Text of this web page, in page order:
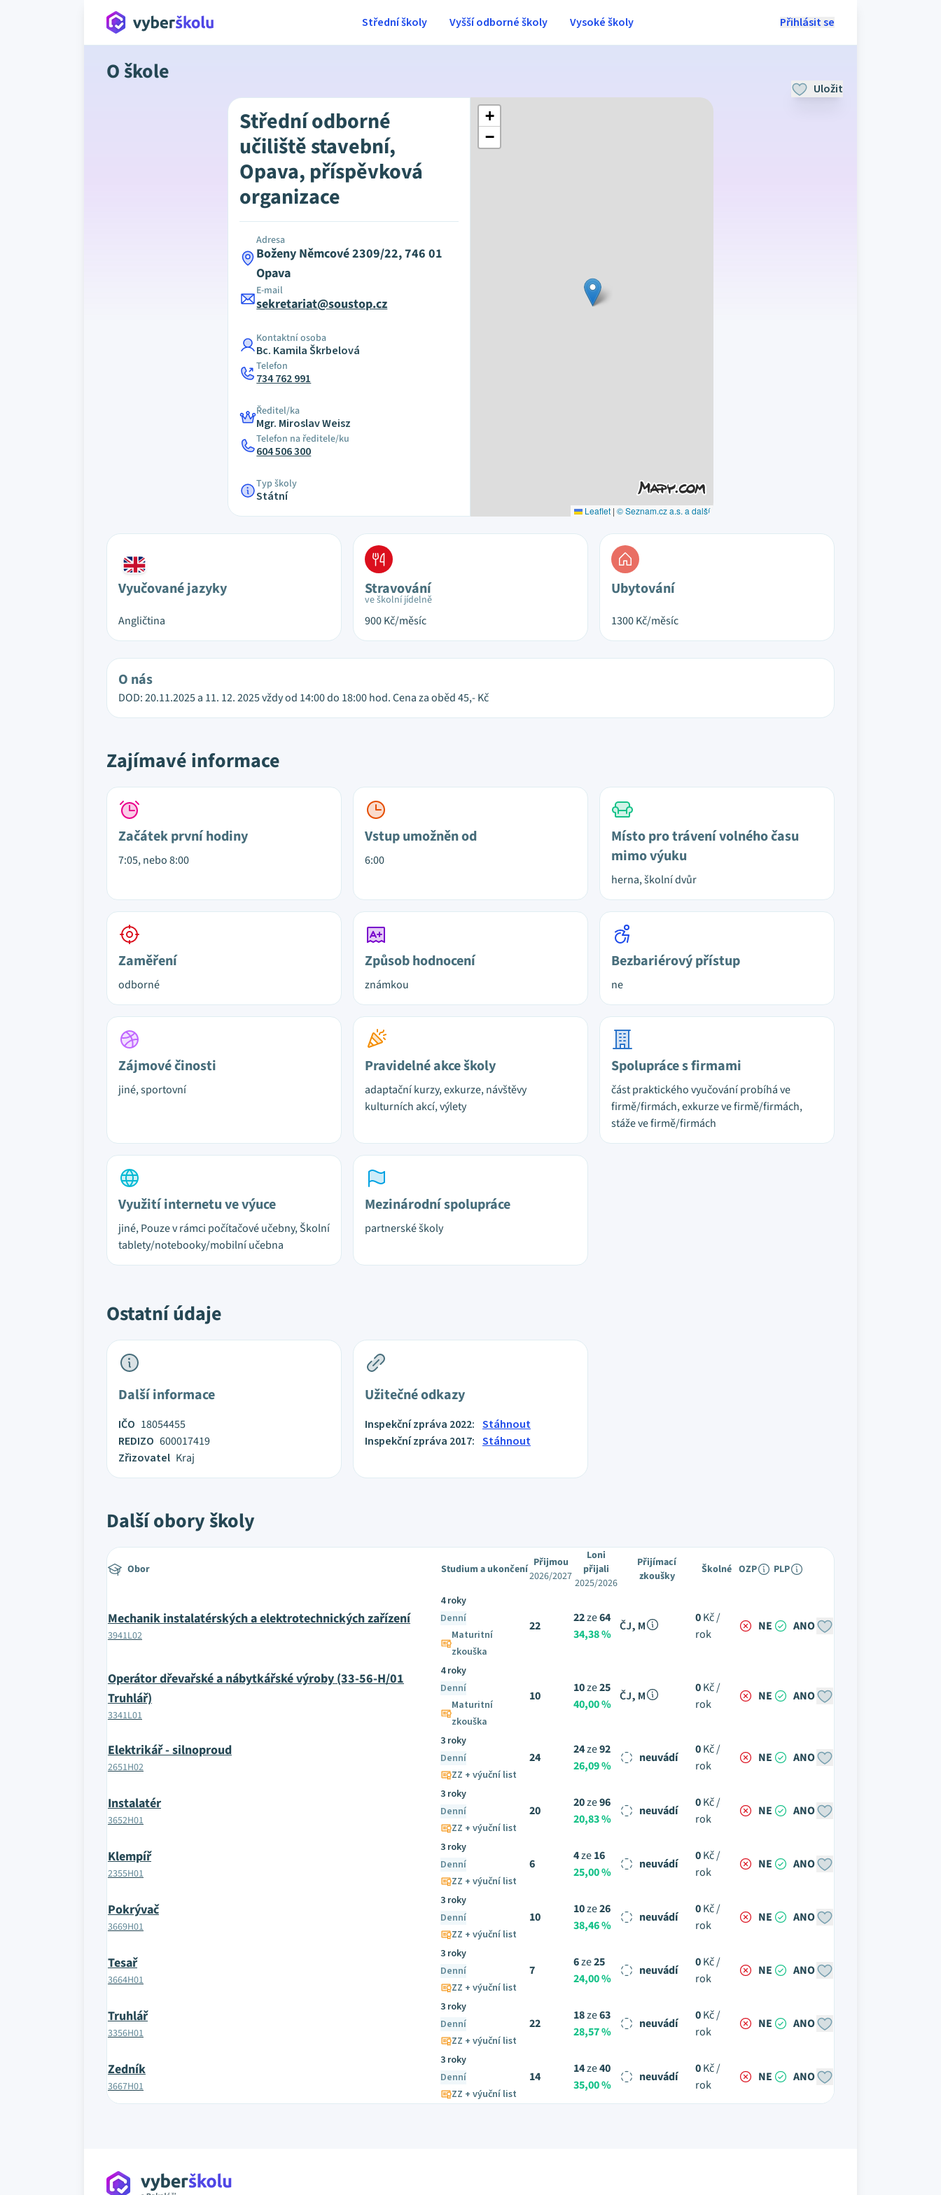
Přihlásit se
Střední školy Vyšší odborné školy Vysoké školy
O škole
Uložit
Střední odborné
učiliště stavební,
Opava, příspěvková
organizace
Adresa
Boženy Němcové 2309/22, 746 01
Opava
E-mail
sekretariat@soustop.cz
Kontaktní osoba
Bc. Kamila Škrbelová
Telefon
734 762 991
Ředitel/ka
Mgr. Miroslav Weisz
Telefon na ředitele/ku
604 506 300
Typ školy
Státní
+
−
Leaflet | © Seznam.cz a.s. a další
Vyučované jazyky
Angličtina
Stravování
ve školní jídelně
900Kč/měsíc
Ubytování
1300Kč/měsíc
O nás
DOD: 20.11.2025 a 11. 12. 2025 vždy od 14:00 do 18:00 hod. Cena za oběd 45,- Kč
Zajímavé informace
Začátek první hodiny
7:05, nebo 8:00
Vstup umožněn od
6:00
Místo pro trávení volného času
mimo výuku
herna, školní dvůr
Zaměření
odborné
Způsob hodnocení
známkou
Bezbariérový přístup
ne
Zájmové činosti
jiné, sportovní
Pravidelné akce školy
adaptační kurzy, exkurze, návštěvy
kulturních akcí, výlety
Spolupráce s firmami
část praktického vyučování probíhá ve
firmě/firmách, exkurze ve firmě/firmách,
stáže ve firmě/firmách
Využití internetu ve výuce
jiné, Pouze v rámci počítačové učebny, Školní
tablety/notebooky/mobilní učebna
Mezinárodní spolupráce
partnerské školy
Ostatní údaje
Další informace
IČO 18054455
REDIZO 600017419
Zřizovatel Kraj
Užitečné odkazy
Inspekční zpráva 2022: Stáhnout
Inspekční zpráva 2017: Stáhnout
Další obory školy
Obor Studium a ukončení Přijmou
2026/2027
Loni
přijali
2025/2026
Přijímací
zkoušky
Školné OZP PLP
Mechanik instalatérských a elektrotechnických zařízení
3941L02
4 roky
Denní
Maturitní
zkouška
22
22ze64
34,38 %
ČJ, M
0Kč /
rok
NE ANO
Operátor dřevařské a nábytkářské výroby (33-56-H/01
Truhlář)
3341L01
4 roky
Denní
Maturitní
zkouška
10
10ze25
40,00 %
ČJ, M
0Kč /
rok
NE ANO
Elektrikář - silnoproud
2651H02
3 roky
Denní
ZZ + výuční list
24
24ze92
26,09 %
neuvádí
0Kč /
rok
NE ANO
Instalatér
3652H01
3 roky
Denní
ZZ + výuční list
20
20ze96
20,83 %
neuvádí
0Kč /
rok
NE ANO
Klempíř
2355H01
3 roky
Denní
ZZ + výuční list
6
4ze16
25,00 %
neuvádí
0Kč /
rok
NE ANO
Pokrývač
3669H01
3 roky
Denní
ZZ + výuční list
10
10ze26
38,46 %
neuvádí
0Kč /
rok
NE ANO
Tesař
3664H01
3 roky
Denní
ZZ + výuční list
7
6ze25
24,00 %
neuvádí
0Kč /
rok
NE ANO
Truhlář
3356H01
3 roky
Denní
ZZ + výuční list
22
18ze63
28,57 %
neuvádí
0Kč /
rok
NE ANO
Zedník
3667H01
3 roky
Denní
ZZ + výuční list
14
14ze40
35,00 %
neuvádí
0Kč /
rok
NE ANO